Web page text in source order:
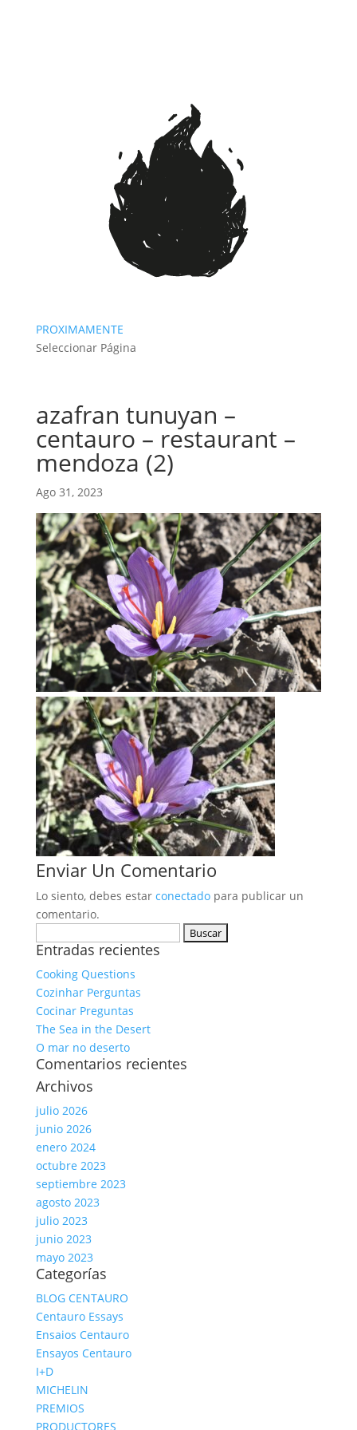
PROXIMAMENTE
Seleccionar Página
azafran tunuyan –
centauro – restaurant –
mendoza (2)
Ago 31, 2023
Enviar Un Comentario
Lo siento, debes estar conectadopara publicar un
comentario.
Entradas recientes
Cooking Questions
Cozinhar Perguntas
Cocinar Preguntas
The Sea in the Desert
O mar no deserto
Comentarios recientes
Archivos
julio 2026
junio 2026
enero 2024
octubre 2023
septiembre 2023
agosto 2023
julio 2023
junio 2023
mayo 2023
Categorías
BLOG CENTAURO
Centauro Essays
Ensaios Centauro
Ensayos Centauro
I+D
MICHELIN
PREMIOS
PRODUCTORES